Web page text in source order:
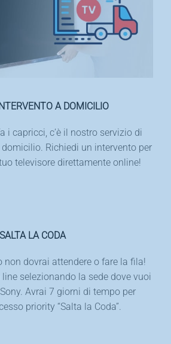
A DOMICILIO
i capricci, c’è il nostro servizio di
Richiedi un intervento per
televisore direttamente online!
SALTA LA CODA
non dovrai attendere o fare la fila!
selezionando la sede dove vuoi
Avrai 7 giorni di tempo per
priority “Salta la Coda”.